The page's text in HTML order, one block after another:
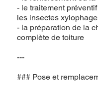
- le traitement
les insectes
- la préparation de la
complète de toiture
---
### Pose et